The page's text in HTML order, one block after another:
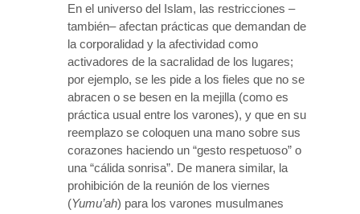
En el universo del Islam, las restricciones –
también– afectan prácticas que demandan de
la corporalidad y la afectividad como
activadores de la sacralidad de los lugares;
por ejemplo, se les pide a los fieles que no se
abracen o se besen en la mejilla (como es
práctica usual entre los varones), y que en su
reemplazo se coloquen una mano sobre sus
corazones haciendo un “gesto respetuoso” o
una “cálida sonrisa”. De manera similar, la
prohibición de la reunión de los viernes
(Yumu’ah) para los varones musulmanes